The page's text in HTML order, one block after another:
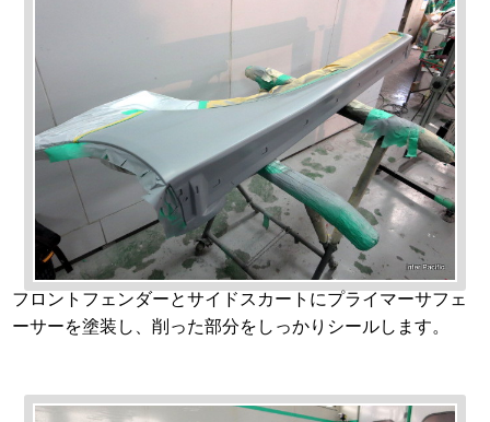
フロントフェンダーとサイドスカートにプライマーサフェ
ーサーを塗装し、削った部分をしっかりシールします。